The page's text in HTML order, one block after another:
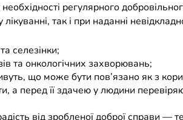
регулярного
так і при наданні
селезінки;
та онкологічних захворювань;
що може бути пов’язано як з
а перед її здачею у людини
від зробленої доброї справи —